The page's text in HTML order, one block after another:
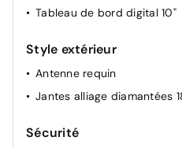
Rétroviseurs extérieurs
Siège conducteur semi -
Signature lumineuse en "Y" à
Volant réglable en hauteur
Volant Soft Feel
Tableau de bord digital 10"
Style extérieur
Antenne requin
Jantes alliage diamantées
Sécurité